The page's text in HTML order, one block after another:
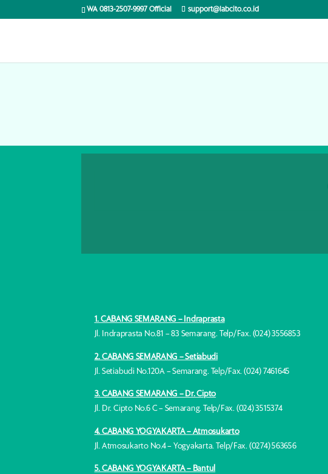
WA 0813-2507-9997 Official support@labcito.co.id
1. CABANG SEMARANG – Indraprasta
Jl. Indraprasta No.81 – 83 Semarang. Telp/Fax. (024) 3556853
2. CABANG SEMARANG – Setiabudi
Jl. Setiabudi No.120A – Semarang. Telp/Fax. (024) 7461645
3. CABANG SEMARANG – Dr. Cipto
Jl. Dr. Cipto No.6 C – Semarang. Telp/Fax. (024) 3515374
4. CABANG YOGYAKARTA – Atmosukarto
Jl. Atmosukarto No.4 – Yogyakarta. Telp/Fax. (0274) 563656
5. CABANG YOGYAKARTA – Bantul